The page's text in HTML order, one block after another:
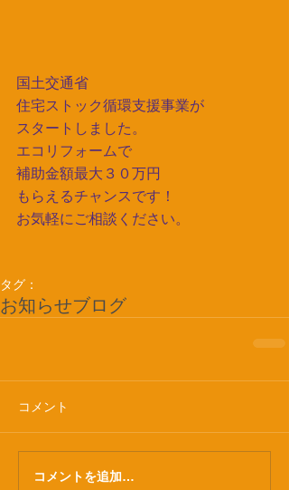
国土交通省
住宅ストック循環支援事業が
スタートしました。
エコリフォームで
補助金額最大３０万円
もらえるチャンスです！
お気軽にご相談ください。
タグ：
お知らせブログ
コメント
コメントを追加…